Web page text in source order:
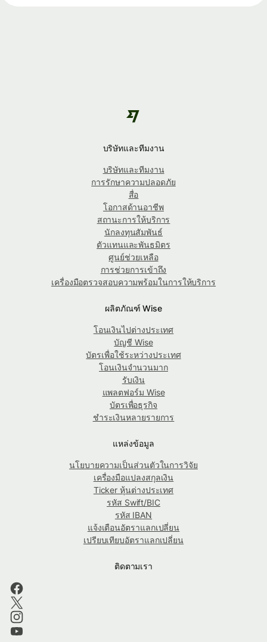
บริษัทและทีมงาน
บริษัทและทีมงาน
การรักษาความปลอดภัย
สื่อ
โอกาสด้านอาชีพ
สถานะการให้บริการ
นักลงทุนสัมพันธ์
ตัวแทนและพันธมิตร
ศูนย์ช่วยเหลือ
การช่วยการเข้าถึง
เครื่องมือตรวจสอบความพร้อมในการให้บริการ
ผลิตภัณฑ์ Wise
โอนเงินไปต่างประเทศ
บัญชี Wise
บัตรเพื่อใช้ระหว่างประเทศ
โอนเงินจำนวนมาก
รับเงิน
แพลตฟอร์ม Wise
บัตรเพื่อธุรกิจ
ชำระเงินหลายรายการ
แหล่งข้อมูล
นโยบายความเป็นส่วนตัวในการวิจัย
เครื่องมือแปลงสกุลเงิน
Ticker หุ้นต่างประเทศ
รหัส Swift/BIC
รหัส IBAN
แจ้งเตือนอัตราแลกเปลี่ยน
เปรียบเทียบอัตราแลกเปลี่ยน
ติดตามเรา